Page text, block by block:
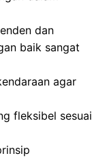
dan
baik sangat
agar
fleksibel sesuai